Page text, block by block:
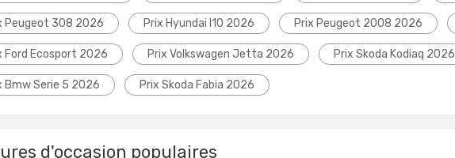
Peugeot 308 2026 Prix Hyundai I10 2026 Prix Peugeot 2008 2026
Ford Ecosport 2026 Prix Volkswagen Jetta 2026 Prix Skoda Kodiaq 2026
Bmw Serie 5 2026 Prix Skoda Fabia 2026
d'occasion populaires